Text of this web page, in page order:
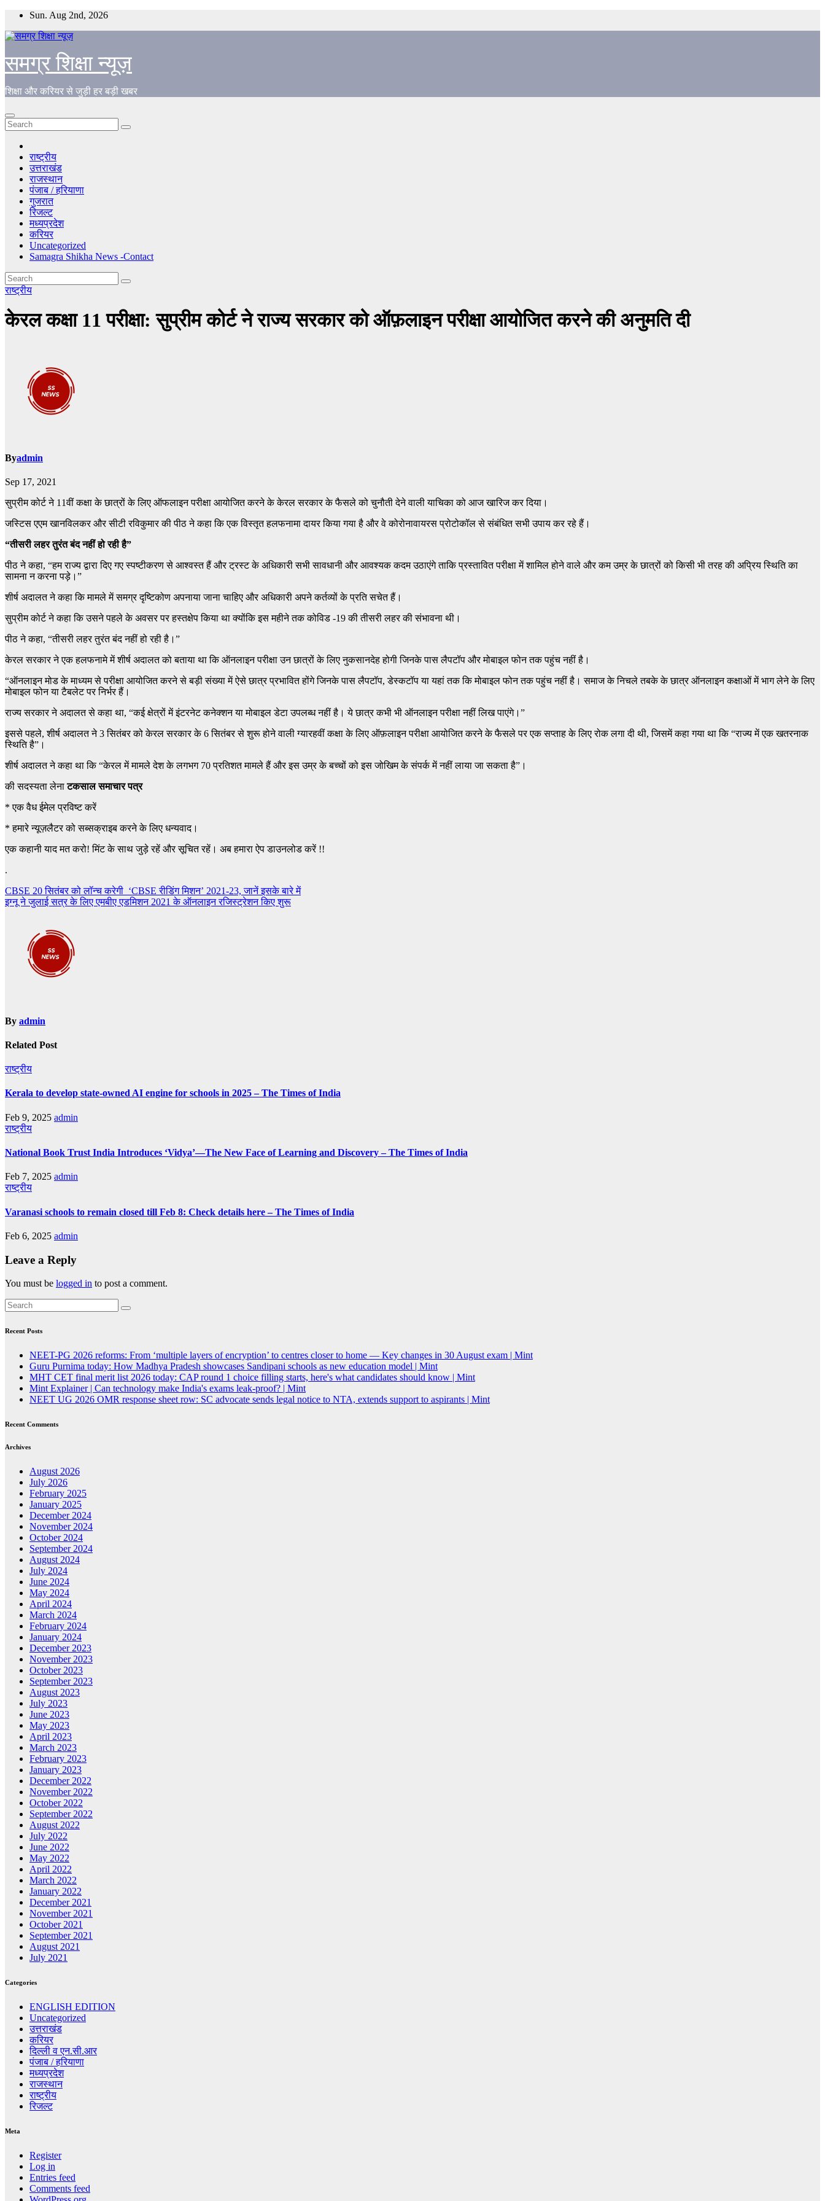
Skip
content
Sun. Aug 2nd, 2026
समग्र शिक्षा न्यूज़
शिक्षा और करियर से जुड़ी हर बड़ी खबर
राष्ट्रीय
उत्तराखंड
राजस्थान
पंजाब / हरियाणा
गुजरात
रिजल्ट
मध्यप्रदेश
करियर
Uncategorized
Samagra Shikha News -Contact
राष्ट्रीय
केरल कक्षा 11 परीक्षा: सुप्रीम कोर्ट ने राज्य सरकार को ऑफ़लाइन परीक्षा आयोजित करने की अनुमति दी
Byadmin
Sep 17, 2021
सुप्रीम कोर्ट ने 11वीं कक्षा के छात्रों के लिए ऑफलाइन परीक्षा आयोजित करने के केरल सरकार के फैसले को चुनौती देने वाली याचिका को आज खारिज कर दिया।
जस्टिस एएम खानविलकर और सीटी रविकुमार की पीठ ने कहा कि एक विस्तृत हलफनामा दायर किया गया है और वे कोरोनावायरस प्रोटोकॉल से संबंधित सभी उपाय कर रहे हैं।
“तीसरी लहर तुरंत बंद नहीं हो रही है”
पीठ ने कहा, “हम राज्य द्वारा दिए गए स्पष्टीकरण से आश्वस्त हैं और ट्रस्ट के अधिकारी सभी सावधानी और आवश्यक कदम उठाएंगे ताकि प्रस्तावित परीक्षा में शामिल होने वाले और कम उम्र के छात्रों को किसी भी तरह की अप्रिय स्थिति का
सामना न करना पड़े।”
शीर्ष अदालत ने कहा कि मामले में समग्र दृष्टिकोण अपनाया जाना चाहिए और अधिकारी अपने कर्तव्यों के प्रति सचेत हैं।
सुप्रीम कोर्ट ने कहा कि उसने पहले के अवसर पर हस्तक्षेप किया था क्योंकि इस महीने तक कोविड -19 की तीसरी लहर की संभावना थी।
पीठ ने कहा, “तीसरी लहर तुरंत बंद नहीं हो रही है।”
केरल सरकार ने एक हलफनामे में शीर्ष अदालत को बताया था कि ऑनलाइन परीक्षा उन छात्रों के लिए नुकसानदेह होगी जिनके पास लैपटॉप और मोबाइल फोन तक पहुंच नहीं है।
“ऑनलाइन मोड के माध्यम से परीक्षा आयोजित करने से बड़ी संख्या में ऐसे छात्र प्रभावित होंगे जिनके पास लैपटॉप, डेस्कटॉप या यहां तक ​​कि मोबाइल फोन तक पहुंच नहीं है। समाज के निचले तबके के छात्र ऑनलाइन कक्षाओं में भाग लेने के लिए
मोबाइल फोन या टैबलेट पर निर्भर हैं।
राज्य सरकार ने अदालत से कहा था, “कई क्षेत्रों में इंटरनेट कनेक्शन या मोबाइल डेटा उपलब्ध नहीं है। ये छात्र कभी भी ऑनलाइन परीक्षा नहीं लिख पाएंगे।”
इससे पहले, शीर्ष अदालत ने 3 सितंबर को केरल सरकार के 6 सितंबर से शुरू होने वाली ग्यारहवीं कक्षा के लिए ऑफ़लाइन परीक्षा आयोजित करने के फैसले पर एक सप्ताह के लिए रोक लगा दी थी, जिसमें कहा गया था कि “राज्य में एक खतरनाक
स्थिति है”।
शीर्ष अदालत ने कहा था कि “केरल में मामले देश के लगभग 70 प्रतिशत मामले हैं और इस उम्र के बच्चों को इस जोखिम के संपर्क में नहीं लाया जा सकता है”।
की सदस्यता लेनाटकसाल समाचार पत्र
* एक वैध ईमेल प्रविष्ट करें
* हमारे न्यूज़लैटर को सब्सक्राइब करने के लिए धन्यवाद।
एक कहानी याद मत करो! मिंट के साथ जुड़े रहें और सूचित रहें। अब हमारा ऐप डाउनलोड करें !!
.
Post
navigation
CBSE 20 सितंबर को लॉन्च करेगी ‘CBSE रीडिंग मिशन’ 2021-23, जानें इसके बारे में
इग्नू ने जुलाई सत्र के लिए एमबीए एडमिशन 2021 के ऑनलाइन रजिस्ट्रेशन किए शुरू
By admin
Related Post
राष्ट्रीय
Kerala to develop state-owned AI engine for schools in 2025 – The Times of India
Feb 9, 2025 admin
राष्ट्रीय
National Book Trust India Introduces ‘Vidya’—The New Face of Learning and Discovery – The Times of India
Feb 7, 2025 admin
राष्ट्रीय
Varanasi schools to remain closed till Feb 8: Check details here – The Times of India
Feb 6, 2025 admin
Leave a Reply
You must be logged in to post a comment.
Recent Posts
NEET-PG 2026 reforms: From ‘multiple layers of encryption’ to centres closer to home — Key changes in 30 August exam | Mint
Guru Purnima today: How Madhya Pradesh showcases Sandipani schools as new education model | Mint
MHT CET final merit list 2026 today: CAP round 1 choice filling starts, here's what candidates should know | Mint
Mint Explainer | Can technology make India's exams leak-proof? | Mint
NEET UG 2026 OMR response sheet row: SC advocate sends legal notice to NTA, extends support to aspirants | Mint
Recent Comments
Archives
August 2026
July 2026
February 2025
January 2025
December 2024
November 2024
October 2024
September 2024
August 2024
July 2024
June 2024
May 2024
April 2024
March 2024
February 2024
January 2024
December 2023
November 2023
October 2023
September 2023
August 2023
July 2023
June 2023
May 2023
April 2023
March 2023
February 2023
January 2023
December 2022
November 2022
October 2022
September 2022
August 2022
July 2022
June 2022
May 2022
April 2022
March 2022
January 2022
December 2021
November 2021
October 2021
September 2021
August 2021
July 2021
Categories
ENGLISH EDITION
Uncategorized
उत्तराखंड
करियर
दिल्ली व एन.सी.आर
पंजाब / हरियाणा
मध्यप्रदेश
राजस्थान
राष्ट्रीय
रिजल्ट
Meta
Register
Log in
Entries feed
Comments feed